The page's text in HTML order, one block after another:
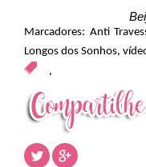
Marcadores: Anti
Longos dos Sonhos,
,